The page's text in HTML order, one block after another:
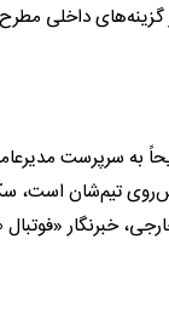
خبرهای واصله به «فوتبال 360»،
به سرپرست
تیم‌شان است،